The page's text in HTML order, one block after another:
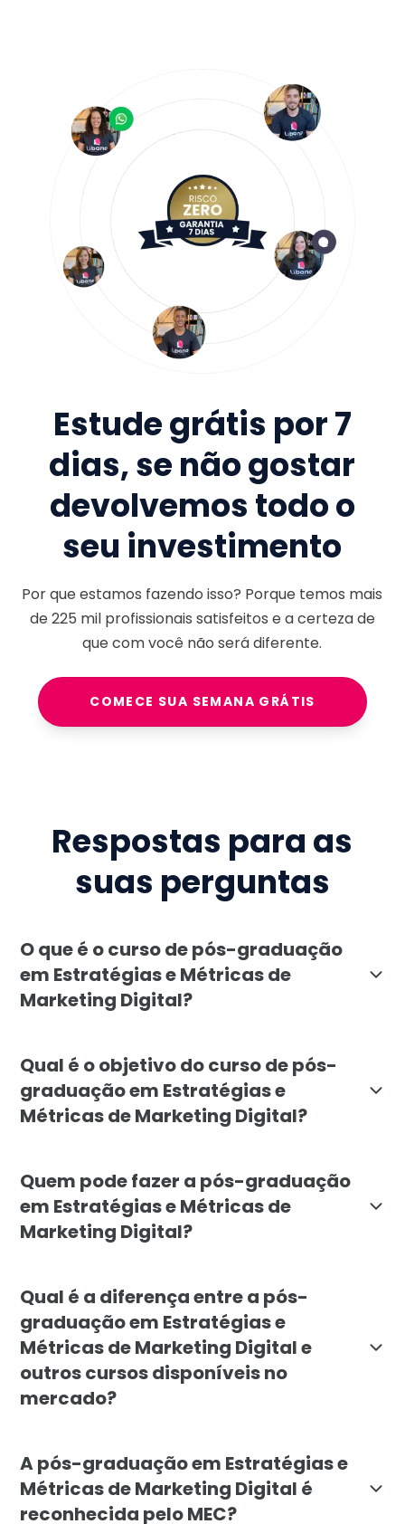
Estude grátis por 7
dias, se não gostar
devolvemos todo o
seu investimento
Por que estamos fazendo isso? Porque temos mais
de225 milprofissionais satisfeitos e a certeza de
que com você não será diferente.
COMECE SUA SEMANA GRÁTIS
Respostas para as
suas perguntas
O que é o curso de pós-graduação
em Estratégias e Métricas de
Marketing Digital?
Qual é o objetivo do curso de pós-
graduação em Estratégias e
Métricas de Marketing Digital?
Quem pode fazer a pós-graduação
em Estratégias e Métricas de
Marketing Digital?
Qual é a diferença entre a pós-
graduação em Estratégias e
Métricas de Marketing Digital e
outros cursos disponíveis no
mercado?
A pós-graduação em Estratégias e
Métricas de Marketing Digital é
reconhecida pelo MEC?